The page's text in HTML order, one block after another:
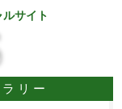
サイト
リー